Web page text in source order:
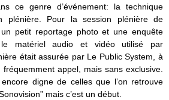
ce genre d’événement: la technique
plénière. Pour la session plénière de
petit reportage photo et une enquête
matériel audio et vidéo utilisé par
était assurée par Le Public System, à
appel, mais sans exclusive.
digne de celles que l’on retrouve
mais c’est un début.